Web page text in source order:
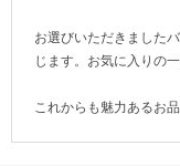
お選びいただきました
じます。お気に入りの
これからも魅力あるお